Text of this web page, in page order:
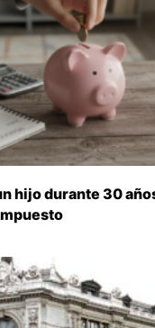
hijo durante 30